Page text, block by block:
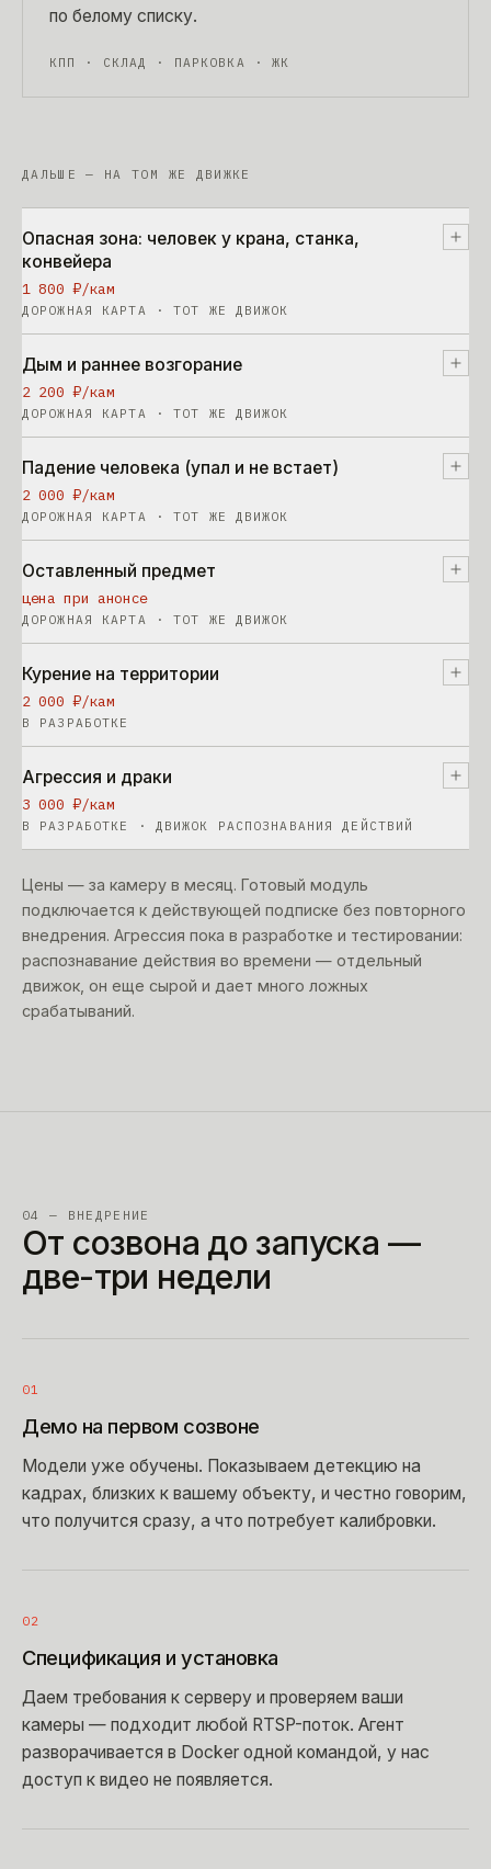
по белому списку.
КПП · СКЛАД · ПАРКОВКА · ЖК
ДАЛЬШЕ — НА ТОМ ЖЕ ДВИЖКЕ
Опасная зона: человек у крана, станка,
конвейера
1 800 ₽/кам
ДОРОЖНАЯ КАРТА · ТОТ ЖЕ ДВИЖОК
Дым и раннее возгорание
2 200 ₽/кам
ДОРОЖНАЯ КАРТА · ТОТ ЖЕ ДВИЖОК
Падение человека (упал и не встает)
2 000 ₽/кам
ДОРОЖНАЯ КАРТА · ТОТ ЖЕ ДВИЖОК
Оставленный предмет
цена при анонсе
ДОРОЖНАЯ КАРТА · ТОТ ЖЕ ДВИЖОК
Курение на территории
2 000 ₽/кам
В РАЗРАБОТКЕ
Агрессия и драки
3 000 ₽/кам
В РАЗРАБОТКЕ · ДВИЖОК РАСПОЗНАВАНИЯ ДЕЙСТВИЙ
Цены — за камеру в месяц. Готовый модуль
подключается к действующей подписке без повторного
внедрения. Агрессия пока в разработке и тестировании:
распознавание действия во времени — отдельный
движок, он еще сырой и дает много ложных
срабатываний.
04 — ВНЕДРЕНИЕ
От созвона до запуска —
две-три недели
01
Демо на первом созвоне
Модели уже обучены. Показываем детекцию на
кадрах, близких к вашему объекту, и честно говорим,
что получится сразу, а что потребует калибровки.
02
Спецификация и установка
Даем требования к серверу и проверяем ваши
камеры — подходит любой RTSP-поток. Агент
разворачивается в Docker одной командой, у нас
доступ к видео не появляется.